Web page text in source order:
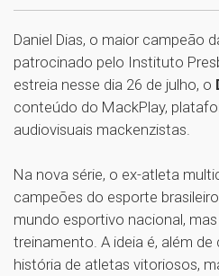
Daniel Dias, o maior campeão
patrocinado pelo Instituto
estreia nesse dia 26 de julho, o
conteúdo do MackPlay,
audiovisuais mackenzistas.
Na nova série, o ex-atleta
campeões do esporte
mundo esportivo nacional,
treinamento. A ideia é, além
história de atletas vitoriosos,